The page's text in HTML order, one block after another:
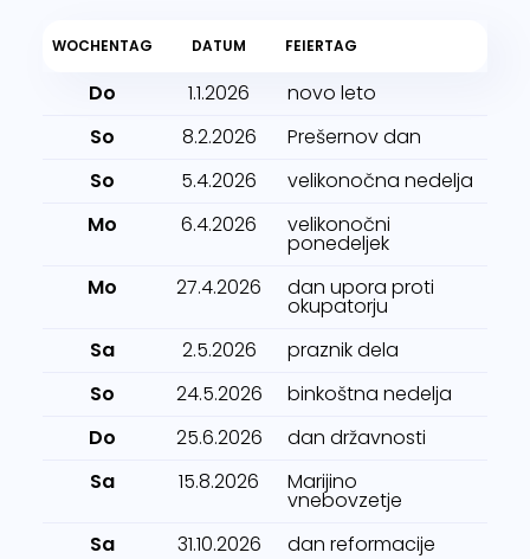
WOCHENTAG DATUM FEIERTAG
Do 1.1.2026
novo leto
So
8.2.2026
Prešernov dan
So
5.4.2026
velikonočna nedelja
Mo
6.4.2026 velikonočni
ponedeljek
Mo
27.4.2026 dan upora proti
okupatorju
Sa
2.5.2026
praznik dela
So
24.5.2026
binkoštna nedelja
Do
25.6.2026
dan državnosti
Sa
15.8.2026 Marijino
vnebovzetje
Sa
31.10.2026
dan reformacije